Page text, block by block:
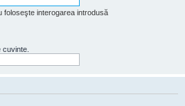
foloseşte interogarea introdusă